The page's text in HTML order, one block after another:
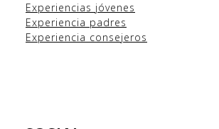
Experiencias jóvenes
Experiencia padres
Experiencia consejeros